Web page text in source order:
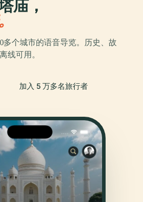
庙，
多个城市的语音导览。历史、故
可用。
加入 5 万多名旅行者